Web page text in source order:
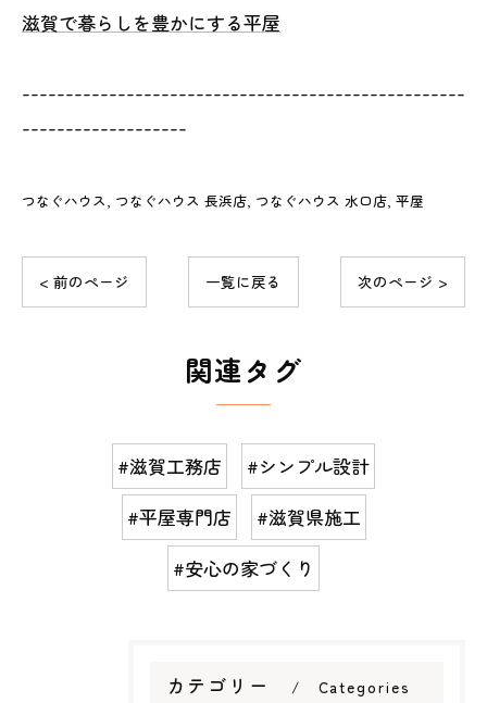
滋賀で暮らしを豊かにする平屋
---------------------------------------------------
-------------------
つなぐハウス つなぐハウス 長浜店 つなぐハウス 水口店 平屋
< 前のページ 一覧に戻る 次のページ >
関連タグ
#滋賀工務店
#シンプル設計
#平屋専門店
#滋賀県施工
#安心の家づくり
カテゴリー Categories